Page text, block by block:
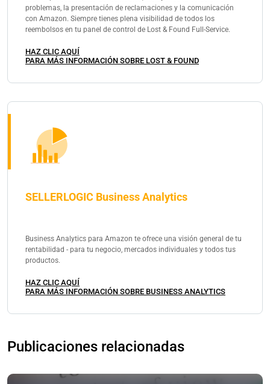
problemas, la presentación de reclamaciones y la comunicación
con Amazon. Siempre tienes plena visibilidad de todos los
reembolsos en tu panel de control de Lost & Found Full-Service.
HAZ CLIC AQUÍ
PARA MÁS INFORMACIÓN SOBRE LOST & FOUND
SELLERLOGIC Business Analytics
Business Analytics para Amazon te ofrece una visión general de tu
rentabilidad - para tu negocio, mercados individuales y todos tus
productos.
HAZ CLIC AQUÍ
PARA MÁS INFORMACIÓN SOBRE BUSINESS ANALYTICS
Publicaciones relacionadas